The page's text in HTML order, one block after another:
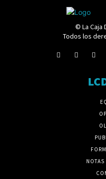
© La Caja
Todos los
NOTAS